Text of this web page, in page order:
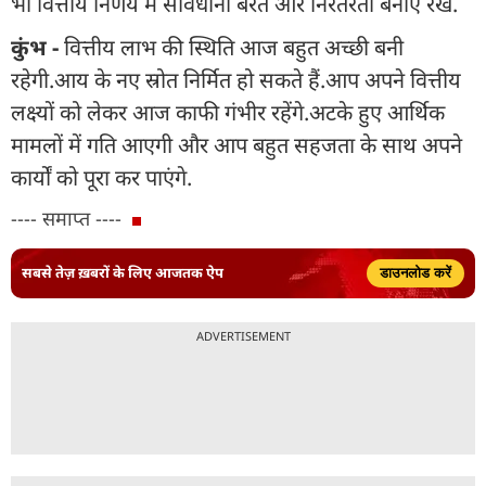
कुंभ -वित्तीय लाभ की स्थिति आज बहुत अच्छी बनी
रहेगी.आय के नए स्रोत निर्मित हो सकते हैं.आप अपने वित्तीय
लक्ष्यों को लेकर आज काफी गंभीर रहेंगे.अटके हुए आर्थिक
मामलों में गति आएगी और आप बहुत सहजता के साथ अपने
कार्यों को पूरा कर पाएंगे.
---- समाप्त ----
सबसे तेज़ ख़बरों के लिए आजतक ऐप डाउनलोड करें
ADVERTISEMENT